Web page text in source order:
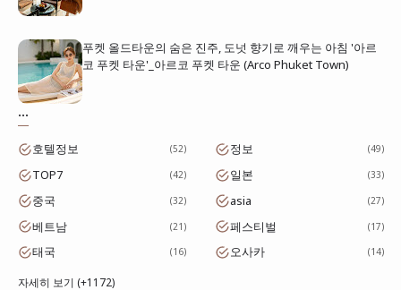
푸켓 올드타운의 숨은 진주, 도넛 향기로 깨우는 아침 '아르
코 푸켓 타운'_아르코 푸켓 타운 (Arco Phuket Town)
...
호텔정보 52 정보 49
TOP7 42 일본 33
중국 32 asia 27
베트남 21 페스티벌 17
태국 16 오사카 14
자세히 보기 (+1172)